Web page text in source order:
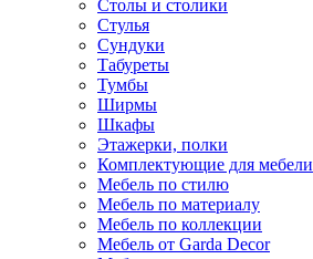
Столы и столики
Стулья
Сундуки
Табуреты
Тумбы
Ширмы
Шкафы
Этажерки, полки
Комплектующие для мебели
Мебель по стилю
Мебель по материалу
Мебель по коллекции
Мебель от Garda Decor